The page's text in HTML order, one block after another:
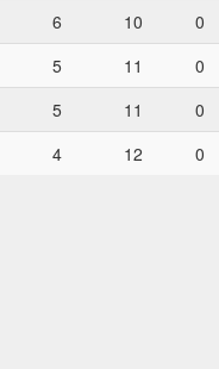
6 10 0
5 11 0
5 11 0
4 12 0